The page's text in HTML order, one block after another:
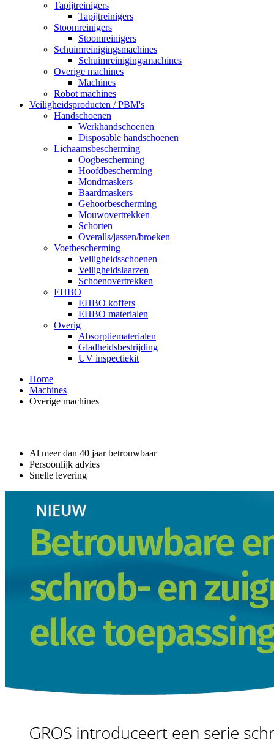
Tapijtreinigers
Tapijtreinigers
Stoomreinigers
Stoomreinigers
Schuimreinigingsmachines
Schuimreinigingsmachines
Overige machines
Machines
Robot machines
Veiligheidsproducten / PBM's
Handschoenen
Werkhandschoenen
Disposable handschoenen
Lichaamsbescherming
Oogbescherming
Hoofdbescherming
Mondmaskers
Baardmaskers
Gehoorbescherming
Mouwovertrekken
Schorten
Overalls/jassen/broeken
Voetbescherming
Veiligheidsschoenen
Veiligheidslaarzen
Schoenovertrekken
EHBO
EHBO koffers
EHBO materialen
Overig
Absorptiematerialen
Gladheidsbestrijding
UV inspectiekit
Home
Machines
Overige machines
Al meer dan 40 jaar betrouwbaar
Persoonlijk advies
Snelle levering